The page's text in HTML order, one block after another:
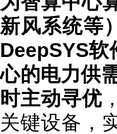
新风系统等
DeepSYS软
心的电力供
时主动寻优
关键设备，